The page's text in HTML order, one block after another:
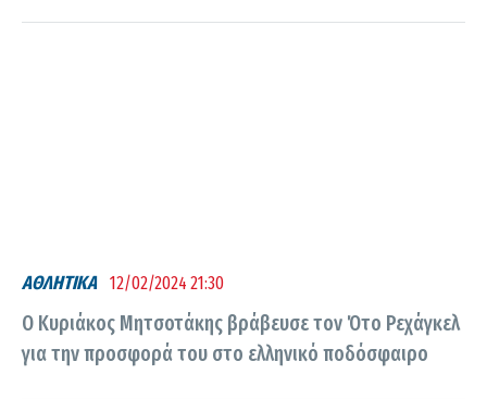
ΑΘΛΗΤΙΚΑ 12/02/2024 21:30
Ο Κυριάκος Μητσοτάκης βράβευσε τον Ότο Ρεχάγκελ
για την προσφορά του στο ελληνικό ποδόσφαιρο